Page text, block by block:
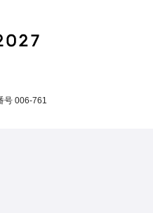
号 006-761